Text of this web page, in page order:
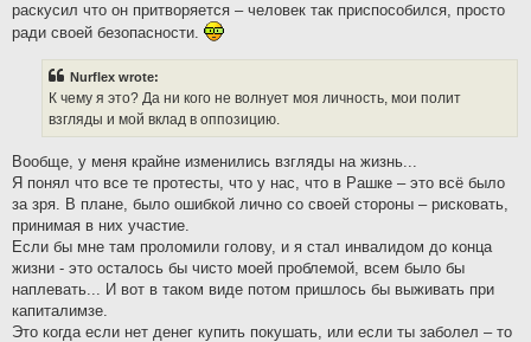
раскусил что он притворяется – человек так приспособился, просто
ради своей безопасности.
Nurflex wrote:
К чему я это? Да ни кого не волнует моя личность, мои полит
взгляды и мой вклад в оппозицию.
Вообще, у меня крайне изменились взгляды на жизнь...
Я понял что все те протесты, что у нас, что в Рашке – это всё было
за зря. В плане, было ошибкой лично со своей стороны – рисковать,
принимая в них участие.
Если бы мне там проломили голову, и я стал инвалидом до конца
жизни - это осталось бы чисто моей проблемой, всем было бы
наплевать... И вот в таком виде потом пришлось бы выживать при
капиталимзе.
Это когда если нет денег купить покушать, или если ты заболел – то